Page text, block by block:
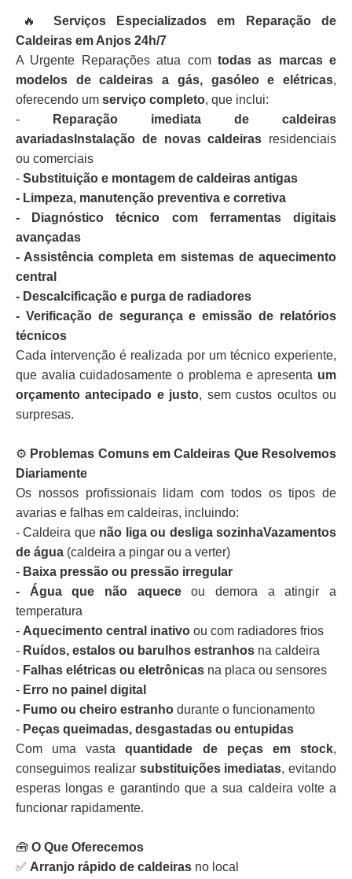
🔥
Serviços Especializados em Reparação de
Caldeiras em Anjos 24h/7
A Urgente Reparações atua com todas as marcas e
modelos de caldeiras a gás, gasóleo e elétricas,
oferecendo um serviço completo, que inclui:
-
Reparação imediata de caldeiras
avariadasInstalação de novas caldeiras residenciais
ou comerciais
- Substituição e montagem de caldeiras antigas
- Limpeza, manutenção preventiva e corretiva
- Diagnóstico técnico com ferramentas digitais
avançadas
- Assistência completa em sistemas de aquecimento
central
- Descalcificação e purga de radiadores
- Verificação de segurança e emissão de relatórios
técnicos
Cada intervenção é realizada por um técnico experiente,
que avalia cuidadosamente o problema e apresenta um
orçamento antecipado e justo, sem custos ocultos ou
surpresas.
⚙️ Problemas Comuns em Caldeiras Que Resolvemos
Diariamente
Os nossos profissionais lidam com todos os tipos de
avarias e falhas em caldeiras, incluindo:
- Caldeira que não liga ou desliga sozinhaVazamentos
de água (caldeira a pingar ou a verter)
- Baixa pressão ou pressão irregular
- Água que não aqueceou demora a atingir a
temperatura
- Aquecimento central inativo ou com radiadores frios
- Ruídos, estalos ou barulhos estranhos na caldeira
- Falhas elétricas ou eletrônicas na placa ou sensores
- Erro no painel digital
- Fumo ou cheiro estranho durante o funcionamento
- Peças queimadas, desgastadas ou entupidas
Com uma vastaquantidade de peças em stock,
conseguimos realizar substituições imediatas, evitando
esperas longas e garantindo que a sua caldeira volte a
funcionar rapidamente.
🧰 O Que Oferecemos
✅ Arranjo rápido de caldeiras no local